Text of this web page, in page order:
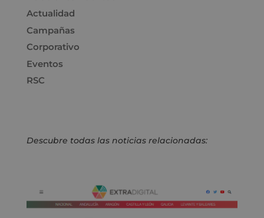
Actualidad
Campañas
Corporativo
Eventos
RSC
Descubre todas las noticias relacionadas: